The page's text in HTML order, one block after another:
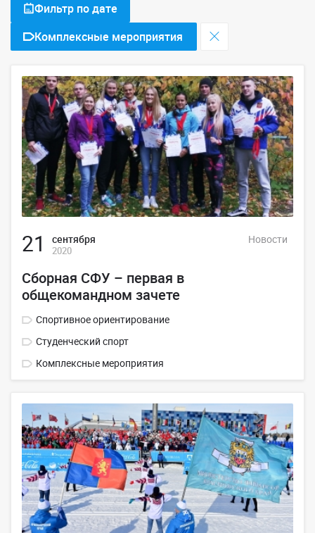
Фильтр по дате
Комплексные мероприятия
21 сентября
2020
Новости
Сборная СФУ – первая в
общекомандном зачете
Спортивное ориентирование
Студенческий спорт
Комплексные мероприятия